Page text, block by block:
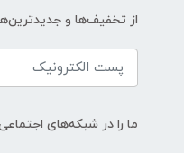
از تخفیف‌ها و
ما را در شبکه‌های